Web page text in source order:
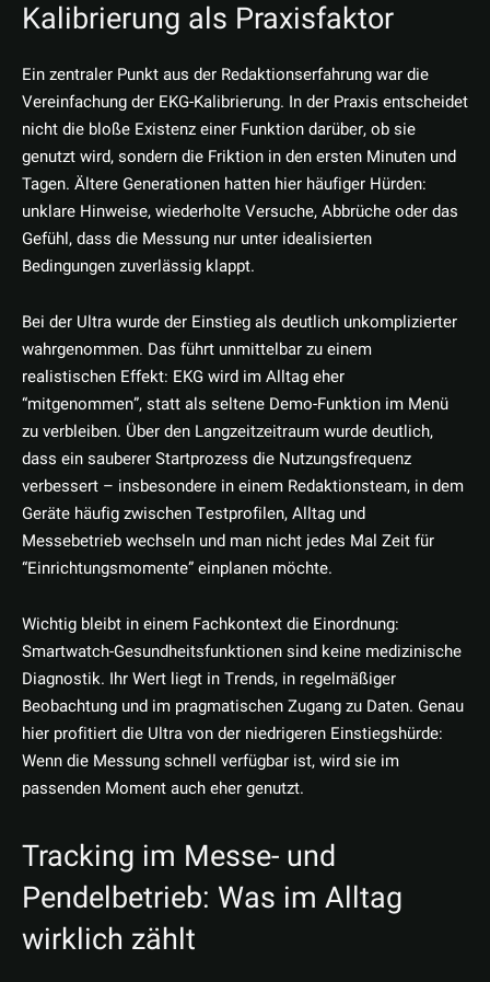
Kalibrierung als Praxisfaktor
Ein zentraler Punkt aus der Redaktionserfahrung war die
Vereinfachung der EKG-Kalibrierung. In der Praxis entscheidet
nicht die bloße Existenz einer Funktion darüber, ob sie
genutzt wird, sondern die Friktion in den ersten Minuten und
Tagen. Ältere Generationen hatten hier häufiger Hürden:
unklare Hinweise, wiederholte Versuche, Abbrüche oder das
Gefühl, dass die Messung nur unter idealisierten
Bedingungen zuverlässig klappt.
Bei der Ultra wurde der Einstieg als deutlich unkomplizierter
wahrgenommen. Das führt unmittelbar zu einem
realistischen Effekt: EKG wird im Alltag eher
“mitgenommen”, statt als seltene Demo-Funktion im Menü
zu verbleiben. Über den Langzeitzeitraum wurde deutlich,
dass ein sauberer Startprozess die Nutzungsfrequenz
verbessert – insbesondere in einem Redaktionsteam, in dem
Geräte häufig zwischen Testprofilen, Alltag und
Messebetrieb wechseln und man nicht jedes Mal Zeit für
“Einrichtungsmomente” einplanen möchte.
Wichtig bleibt in einem Fachkontext die Einordnung:
Smartwatch-Gesundheitsfunktionen sind keine medizinische
Diagnostik. Ihr Wert liegt in Trends, in regelmäßiger
Beobachtung und im pragmatischen Zugang zu Daten. Genau
hier profitiert die Ultra von der niedrigeren Einstiegshürde:
Wenn die Messung schnell verfügbar ist, wird sie im
passenden Moment auch eher genutzt.
Tracking im Messe- und
Pendelbetrieb: Was im Alltag
wirklich zählt